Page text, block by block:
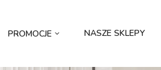
PROMOCJE NASZE SKLEPY